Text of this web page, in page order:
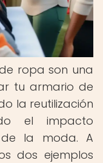
ropa son una
tu armario de
la reutilización
el impacto
la moda. A
dos ejemplos